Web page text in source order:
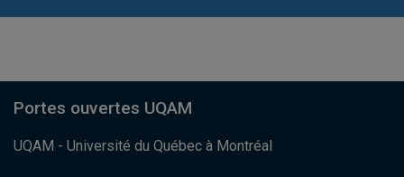
UQAM - Université du Québec à Montréal
Portes ouvertes UQAM